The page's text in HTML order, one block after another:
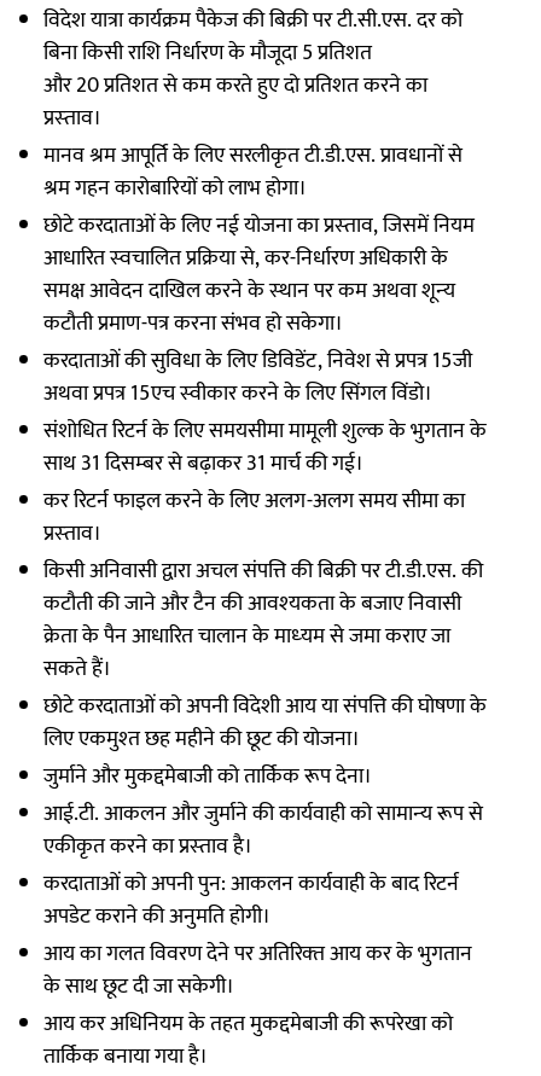
विदेश यात्रा कार्यक्रम पैकेज की बिक्री पर टी.सी.एस. दर को
बिना किसी राशि निर्धारण के मौजूदा 5 प्रतिशत
और 20 प्रतिशत से कम करते हुए दो प्रतिशत करने का
प्रस्‍ताव।
मानव श्रम आपूर्ति के लिए सरलीकृत टी.डी.एस. प्रावधानों से
श्रम गहन कारोबारियों को लाभ होगा।
छोटे करदाताओं के लिए नई योजना का प्रस्‍ताव, जिसमें नियम
आधारित स्‍वचालित प्रक्रिया से, कर-निर्धारण अधिकारी के
समक्ष आवेदन दाखिल करने के स्‍थान पर कम अथवा शून्‍य
कटौती प्रमाण-पत्र करना संभव हो सकेगा।
करदाताओं की सुविधा के लिए डिविडेंट, निवेश से प्रपत्र 15जी
अथवा प्रपत्र 15एच स्‍वीकार करने के लिए सिंगल विंडो।
संशोधित रिटर्न के लिए समयसीमा मामूली शुल्‍क के भुगतान के
साथ 31 दिसम्‍बर से बढ़ाकर 31 मार्च की गई।
कर रिटर्न फाइल करने के लिए अलग-अलग समय सीमा का
प्रस्‍ताव।
किसी अनिवासी द्वारा अचल संपत्ति की बिक्री पर टी.डी.एस. की
कटौती की जाने और टैन की आवश्‍यकता के बजाए निवासी
क्रेता के पैन आधारित चालान के माध्‍यम से जमा कराए जा
सकते हैं।
छोटे करदाताओं को अपनी विदेशी आय या संपत्ति की घोषणा के
लिए एकमुश्‍त छह महीने की छूट की योजना।
जुर्माने और मुकद्दमेबाजी को तार्किक रूप देना।
आई.टी. आकलन और जुर्माने की कार्यवाही को सामान्‍य रूप से
एकीकृत करने का प्रस्‍ताव है।
करदाताओं को अपनी पुन: आकलन कार्यवाही के बाद रिटर्न
अपडेट कराने की अनुमति होगी।
आय का गलत विवरण देने पर अतिरिक्‍त आय कर के भुगतान
के साथ छूट दी जा सकेगी।
आय कर अधिनियम के तहत मुकद्दमेबाजी की रूपरेखा को
तार्किक बनाया गया है।